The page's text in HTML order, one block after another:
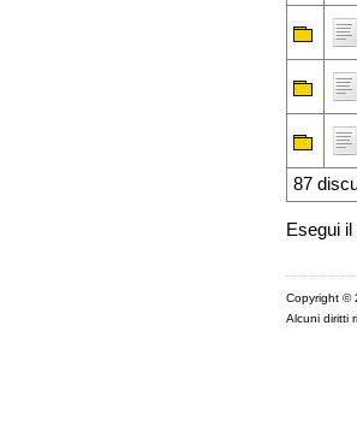
87
Esegui
Copyright ©
Alcuni diritti